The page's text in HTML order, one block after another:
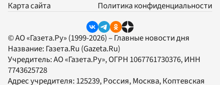
Карта сайта
Политика конфиденциальности
© АО «Газета.Ру» (1999-2026) – Главные новости дня
Название: Газета.Ru (Gazeta.Ru)
Учредитель:АО «Газета.Ру», ОГРН 1067761730376, ИНН
7743625728
Адрес учредителя: 125239, Россия, Москва, Коптевская